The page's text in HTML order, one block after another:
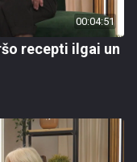
00:04:51
recepti ilgai un